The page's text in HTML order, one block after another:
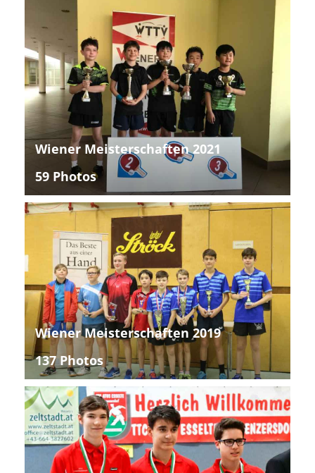
Wiener Meisterschaften 2021
59 Photos
Wiener Meisterschaften 2019
137 Photos